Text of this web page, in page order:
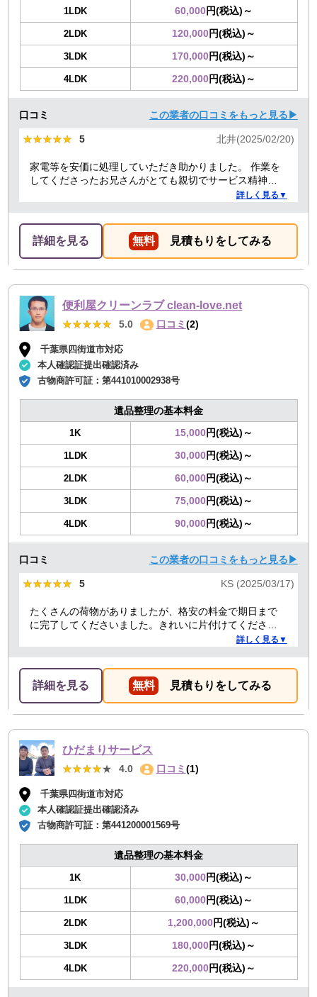
1LDK 60,000円(税込)～
2LDK 120,000円(税込)～
3LDK 170,000円(税込)～
4LDK 220,000円(税込)～
口コミ この業者の口コミをもっと見る▶
★★★★★
★★★★★ 5 北井(2025/02/20)
家電等を安価に処理していただき助かりました。 作業を
してくださったお兄さんがとても親切でサービス精神溢
詳しく見る▼
詳細を見る 無料 見積もりをしてみる
便利屋クリーンラブ clean-love.net
★★★★★
★★★★★ 5.0 口コミ (2)
千葉県四街道市対応
本人確認証提出確認済み
古物商許可証：第441010002938号
遺品整理の基本料金
1K 15,000円(税込)～
1LDK 30,000円(税込)～
2LDK 60,000円(税込)～
3LDK 75,000円(税込)～
4LDK 90,000円(税込)～
口コミ この業者の口コミをもっと見る▶
★★★★★
★★★★★ 5 KS (2025/03/17)
たくさんの荷物がありましたが、格安の料金で期日まで
に完了してくださいました。きれいに片付けてくださり
ありがとうございました。作業の進捗も報告してくださ
詳しく見る▼
詳細を見る 無料 見積もりをしてみる
ひだまりサービス
★★★★★
★★★★★ 4.0 口コミ (1)
千葉県四街道市対応
本人確認証提出確認済み
古物商許可証：第441200001569号
遺品整理の基本料金
1K 30,000円(税込)～
1LDK 60,000円(税込)～
2LDK 1,200,000円(税込)～
3LDK 180,000円(税込)～
4LDK 220,000円(税込)～